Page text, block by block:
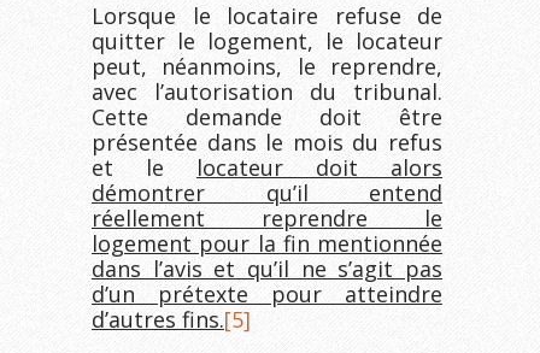
Lorsque le locataire refuse de
quitter le logement, le locateur
peut, néanmoins, le reprendre,
avec l’autorisation du tribunal.
Cette demande doit être
présentée dans le mois du refus
et le locateur doit alors
démontrer qu’il entend
réellement reprendre le
logement pour la fin mentionnée
dans l’avis et qu’il ne s’agit pas
d’un prétexte pour atteindre
d’autres fins.[5]